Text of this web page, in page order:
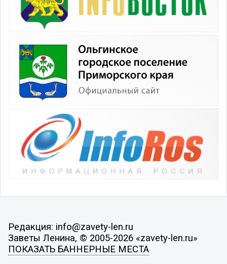
Редакция: info@zavety-len.ru
Заветы Ленина, © 2005-2026 «zavety-len.ru»
ПОКАЗАТЬ БАННЕРНЫЕ МЕСТА